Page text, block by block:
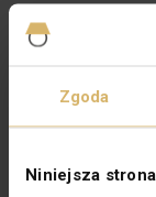
Zgoda
Niniejsza
Montaż
Napięcie
Rodzaj